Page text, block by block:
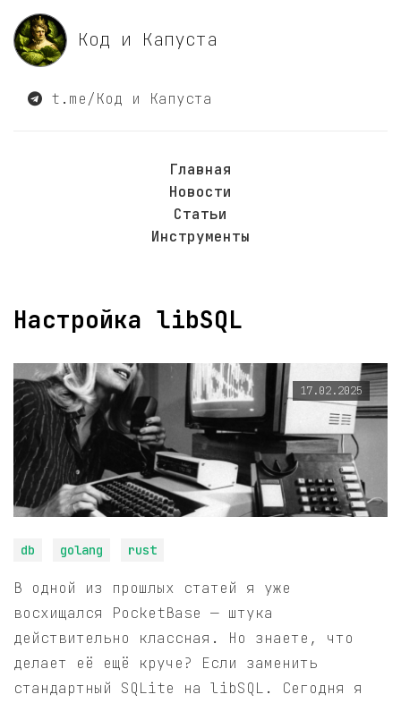
Код и Капуста
t.me/Код и Капуста
Главная
Новости
Статьи
Инструменты
Настройка libSQL
17.02.2025
db golang rust
В одной из прошлых статей я уже
восхищался PocketBase — штука
действительно классная. Но знаете, что
делает её ещё круче? Если заменить
стандартный SQLite на libSQL. Сегодня я